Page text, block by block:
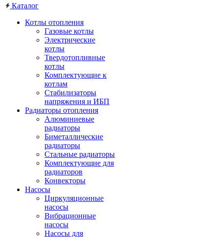
Каталог
Котлы отопления
Газовые котлы
Электрические
котлы
Твердотопливные
котлы
Комплектующие к
котлам
Стабилизаторы
напряжения и ИБП
Радиаторы отопления
Алюминиевые
радиаторы
Биметаллические
радиаторы
Стальные радиаторы
Комплектующие для
радиаторов
Конвекторы
Насосы
Циркуляционные
насосы
Вибрационные
насосы
Насосы для